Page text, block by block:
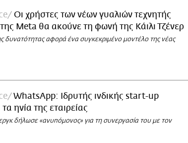
Οι χρήστες των νέων γυαλιών τεχνητής
Meta θα ακούνε τη φωνή της Κάιλι Τζένερ
δυνατότητας αφορά ένα συγκεκριμένο μοντέλο της νέας
WhatsApp: Ιδρυτής ινδικής start-up
ηνία της εταιρείας
δήλωσε «ανυπόμονος» για τη συνεργασία του με τον